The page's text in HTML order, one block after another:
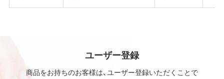
ユーザー登録
商品をお持ちのお客様は、ユーザー登録いただくことで